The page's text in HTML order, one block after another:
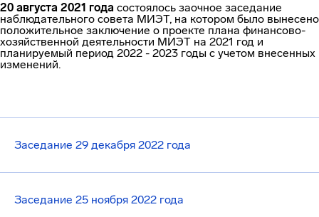
Заседание 29 декабря 2022 года
Заседание 25 ноября 2022 года
20 августа 2021 года состоялось заочное заседание
наблюдательного совета МИЭТ, на котором было вынесено
положительное заключение о проекте плана финансово-
хозяйственной деятельности МИЭТ на 2021 год и
планируемый период 2022 - 2023 годы с учетом внесенных
изменений.